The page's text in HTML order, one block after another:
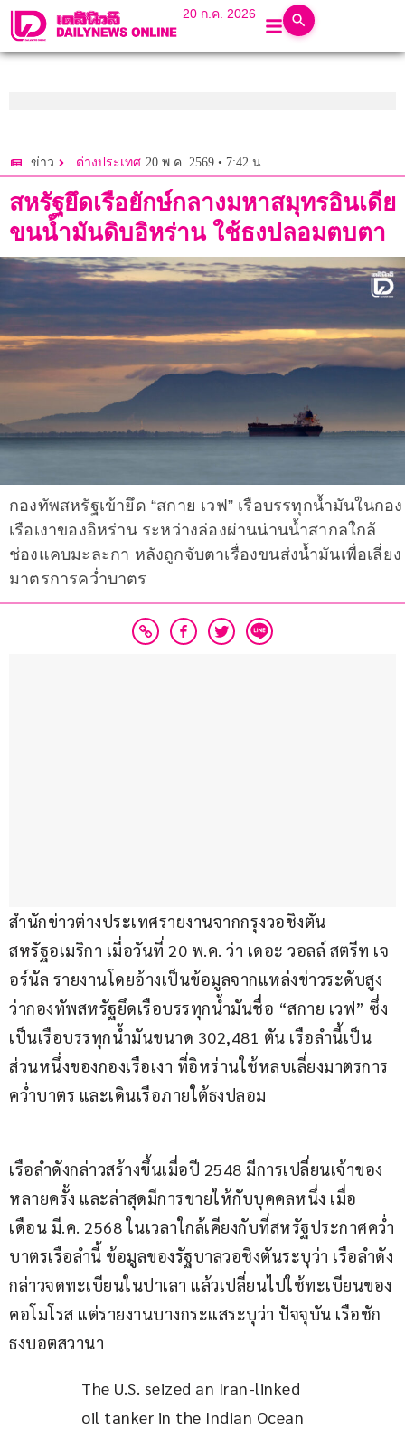
20 ก.ค. 2026
ข่าว ต่างประเทศ 20 พ.ค. 2569 • 7:42 น.
สหรัฐยึดเรือยักษ์กลางมหาสมุทรอินเดีย
ขนน้ำมันดิบอิหร่าน ใช้ธงปลอมตบตา
กองทัพสหรัฐเข้ายึด “สกาย เวฟ” เรือบรรทุกน้ำมันในกอง
เรือเงาของอิหร่าน ระหว่างล่องผ่านน่านน้ำสากลใกล้
ช่องแคบมะละกา หลังถูกจับตาเรื่องขนส่งน้ำมันเพื่อเลี่ยง
มาตรการคว่ำบาตร
สำนักข่าวต่างประเทศรายงานจากกรุงวอชิงตัน
สหรัฐอเมริกา เมื่อวันที่ 20 พ.ค. ว่า เดอะ วอลล์ สตรีท เจ
อร์นัล รายงานโดยอ้างเป็นข้อมูลจากแหล่งข่าวระดับสูง
ว่ากองทัพสหรัฐยึดเรือบรรทุกน้ำมันชื่อ “สกาย เวฟ” ซึ่ง
เป็นเรือบรรทุกน้ำมันขนาด 302,481 ตัน เรือลำนี้เป็น
ส่วนหนึ่งของกองเรือเงา ที่อิหร่านใช้หลบเลี่ยงมาตรการ
คว่ำบาตร และเดินเรือภายใต้ธงปลอม
เรือลำดังกล่าวสร้างขึ้นเมื่อปี 2548 มีการเปลี่ยนเจ้าของ
หลายครั้ง และล่าสุดมีการขายให้กับบุคคลหนึ่ง เมื่อ
เดือน มี.ค. 2568 ในเวลาใกล้เคียงกับที่สหรัฐประกาศคว่ำ
บาตรเรือลำนี้ ข้อมูลของรัฐบาลวอชิงตันระบุว่า เรือลำดัง
กล่าวจดทะเบียนในปาเลา แล้วเปลี่ยนไปใช้ทะเบียนของ
คอโมโรส แต่รายงานบางกระแสระบุว่า ปัจจุบัน เรือชัก
ธงบอตสวานา
The U.S. seized an Iran-linked
oil tanker in the Indian Ocean